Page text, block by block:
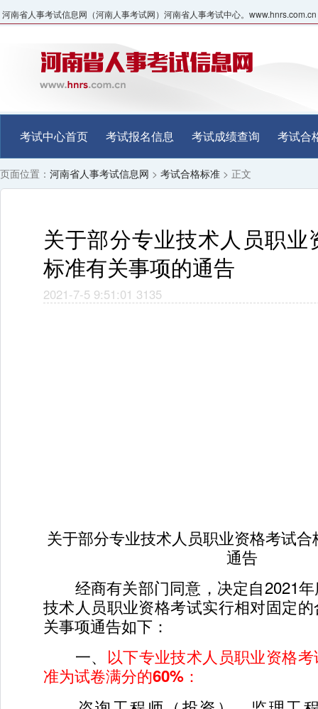
河南省人事考试信息网（河南人事考试网）河南省人事考试中心。www.hnrs.com.cn
考试中心首页 考试报名信息 考试成绩查询 考试合
页面位置： 河南省人事考试信息网 > 考试合格标准 > 正文
关于部分专业技术人员职业
标准有关事项的通告
2021-7-5 9:51:01 3135
关于部分专业技术人员职业资格考试
通告
经商有关部门同意，决定自2021年
技术人员职业资格考试实行相对固定
关事项通告如下：
一、 以下专业技术人员职业资格
准为试卷满分的60%：